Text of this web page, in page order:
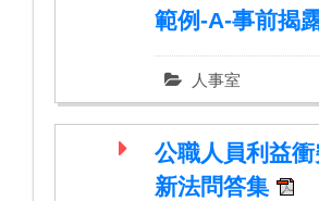
範例-A-事前揭
人事室
公職人員利益
新法問答集